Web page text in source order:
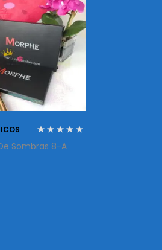
Sombras 8-A